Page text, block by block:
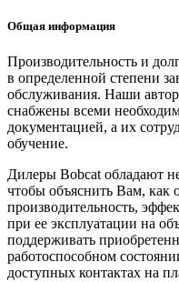
Общая информация
Производительность и
в определенной степени
обслуживания. Наши
снабжены всеми
документацией, а их
обучение.
Дилеры Bobcat обладают
чтобы объяснить Вам, как
производительность,
при ее эксплуатации на
поддерживать
работоспособном
доступных контактах на